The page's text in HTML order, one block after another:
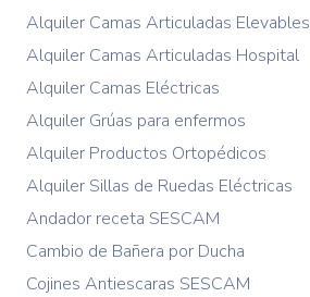
Alquiler Camas Articuladas Elevables
Alquiler Camas Articuladas Hospital
Alquiler Camas Eléctricas
Alquiler Grúas para enfermos
Alquiler Productos Ortopédicos
Alquiler Sillas de Ruedas Eléctricas
Andador receta SESCAM
Cambio de Bañera por Ducha
Cojines Antiescaras SESCAM